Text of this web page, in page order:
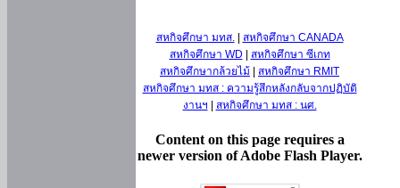
สหกิจศึกษา มทส.| สหกิจศึกษา CANADA
สหกิจศึกษา WD
สหกิจศึกษา ซีเกท
สหกิจศึกษากล้วยไม้
สหกิจศึกษา RMIT
สหกิจศึกษา มทส : ความรู้สึกหลังกลับจากปฏิบัติ
งานฯ
สหกิจศึกษา มทส : นศ.
Content on this page requires a
newer version of Adobe Flash Player.